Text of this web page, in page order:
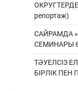
репортаж)
САЙРАМДА
СЕМИНАРЫ
ТӘУЕЛСІЗ
БІРЛІК ПЕН